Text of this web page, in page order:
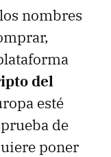
nombres
del
esté
de
poner